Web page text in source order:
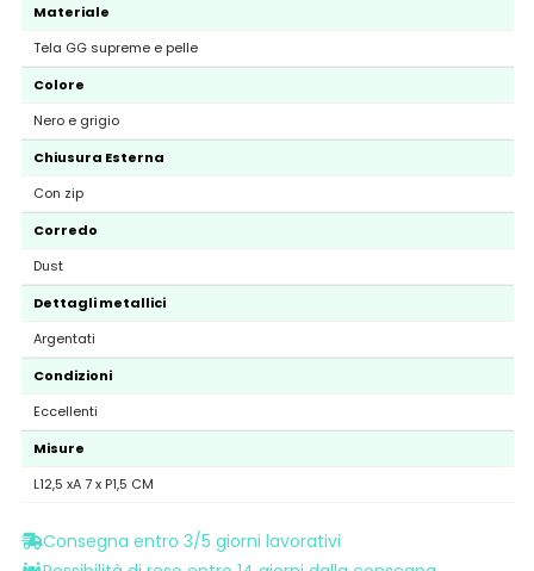
Materiale
Tela GG supreme e pelle
Colore
Nero e grigio
Chiusura Esterna
Con zip
Corredo
Dust
Dettagli metallici
Argentati
Condizioni
Eccellenti
Misure
L12,5 xA 7 x P1,5 CM
Consegna entro 3/5 giorni lavorativi